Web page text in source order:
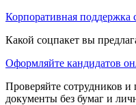
Корпоративная поддержка
Какой соцпакет вы
Оформляйте кандидатов
Проверяйте сотрудников
документы без бумаг и